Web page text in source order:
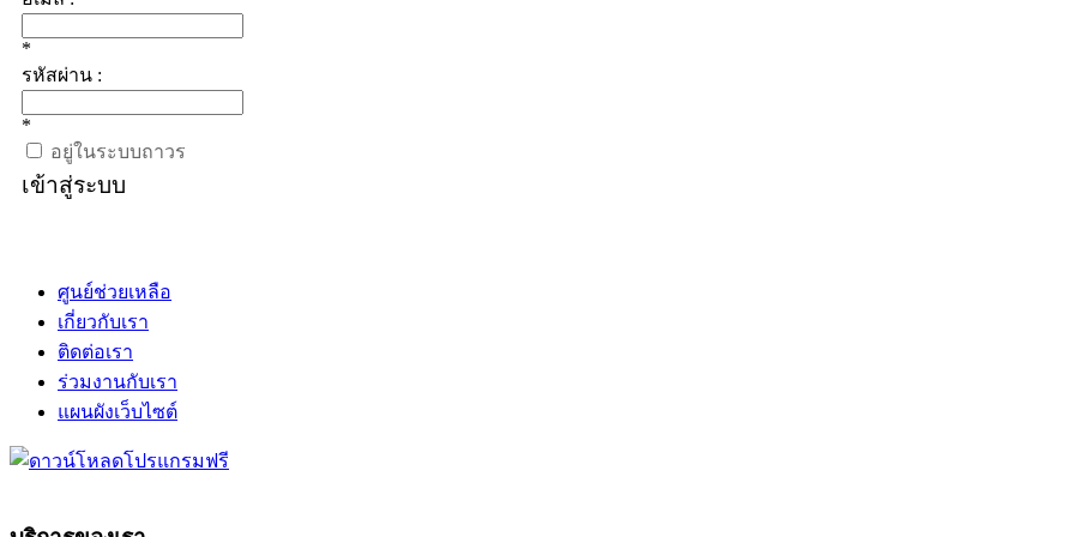
*
รหัสผ่าน :
*
อยู่ในระบบถาวร
เข้าสู่ระบบ
ศูนย์ช่วยเหลือ
เกี่ยวกับเรา
ติดต่อเรา
ร่วมงานกับเรา
แผนผังเว็บไซต์